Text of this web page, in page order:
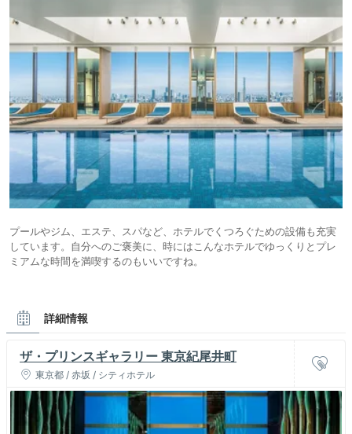
プールやジム、エステ、スパなど、ホテルでくつろぐための設備も充実
しています。自分へのご褒美に、時にはこんなホテルでゆっくりとプレ
ミアムな時間を満喫するのもいいですね。
詳細情報
ザ・プリンスギャラリー 東京紀尾井町
東京都 / 赤坂 / シティホテル